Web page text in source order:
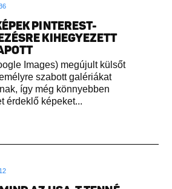
PINTEREST-
KIHEGYEZETT
Images) megújult külsőt
szabott galériákat
így még könnyebben
érdeklő képeket...